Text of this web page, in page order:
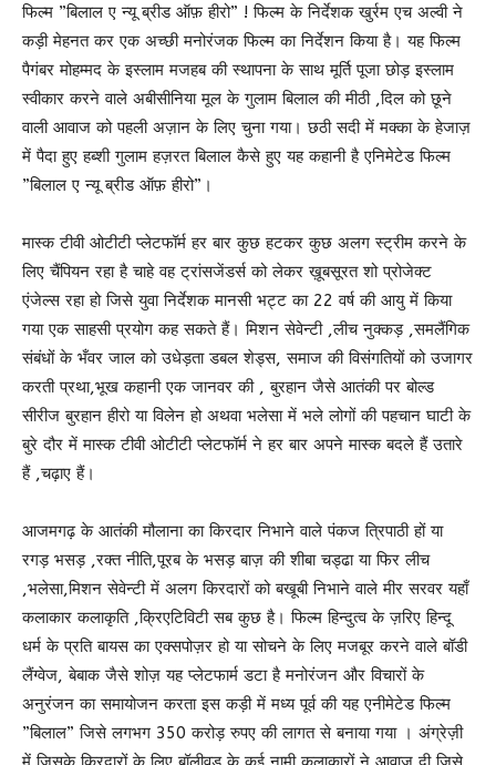
फिल्म ”बिलाल ए न्यू ब्रीड ऑफ़ हीरो” ! फिल्म के निर्देशक खुर्रम एच अल्वी ने
कड़ी मेहनत कर एक अच्छी मनोरंजक फिल्म का निर्देशन किया है। यह फिल्म
पैगंबर मोहम्मद के इस्लाम मजहब की स्थापना के साथ मूर्ति पूजा छोड़ इस्लाम
स्वीकार करने वाले अबीसीनिया मूल के गुलाम बिलाल की मीठी ,दिल को छूने
वाली आवाज को पहली अज़ान के लिए चुना गया। छठी सदी में मक्का के हेजाज़
में पैदा हुए हब्शी गुलाम हज़रत बिलाल कैसे हुए यह कहानी है एनिमेटेड फिल्म
”बिलाल ए न्यू ब्रीड ऑफ़ हीरो”।
मास्क टीवी ओटीटी प्लेटफॉर्म हर बार कुछ हटकर कुछ अलग स्ट्रीम करने के
लिए चैंपियन रहा है चाहे वह ट्रांसजेंडर्स को लेकर ख़ूबसूरत शो प्रोजेक्ट
एंजेल्स रहा हो जिसे युवा निर्देशक मानसी भट्ट का 22 वर्ष की आयु में किया
गया एक साहसी प्रयोग कह सकते हैं। मिशन सेवेन्टी ,लीच नुक्कड़ ,समलैंगिक
संबंधों के भँवर जाल को उधेड़ता डबल शेड्स, समाज की विसंगतियों को उजागर
करती प्रथा,भूख कहानी एक जानवर की , बुरहान जैसे आतंकी पर बोल्ड
सीरीज बुरहान हीरो या विलेन हो अथवा भलेसा में भले लोगों की पहचान घाटी के
बुरे दौर में मास्क टीवी ओटीटी प्लेटफॉर्म ने हर बार अपने मास्क बदले हैं उतारे
हैं ,चढ़ाए हैं।
आजमगढ़ के आतंकी मौलाना का किरदार निभाने वाले पंकज त्रिपाठी हों या
रगड़ भसड़ ,रक्त नीति,पूरब के भसड़ बाज़ की शीबा चड्ढा या फिर लीच
,भलेसा,मिशन सेवेन्टी में अलग किरदारों को बखूबी निभाने वाले मीर सरवर यहाँ
कलाकार कलाकृति ,क्रिएटिविटी सब कुछ है। फिल्म हिन्दुत्व के ज़रिए हिन्दू
धर्म के प्रति बायस का एक्सपोज़र हो या सोचने के लिए मजबूर करने वाले बॉडी
लैंग्वेज, बेबाक जैसे शोज़ यह प्लेटफार्म डटा है मनोरंजन और विचारों के
अनुरंजन का समायोजन करता इस कड़ी में मध्य पूर्व की यह एनीमेटेड फिल्म
”बिलाल” जिसे लगभग 350 करोड़ रुपए की लागत से बनाया गया । अंग्रेज़ी